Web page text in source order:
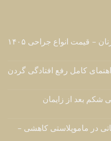
– قیمت انواع جراحی ۱۴۰۵
کامل رفع افتادگی گردن
شکم بعد از زایمان
در ماموپلاستی کاهشی –